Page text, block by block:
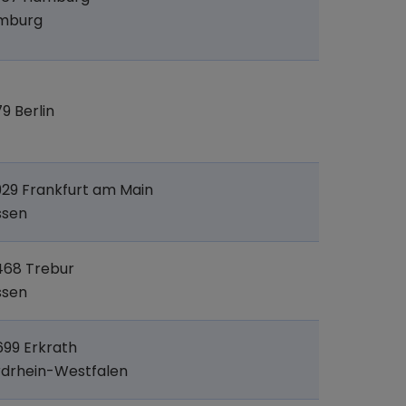
Berlin
Frankfurt am Main
Trebur
Erkrath
Westfalen